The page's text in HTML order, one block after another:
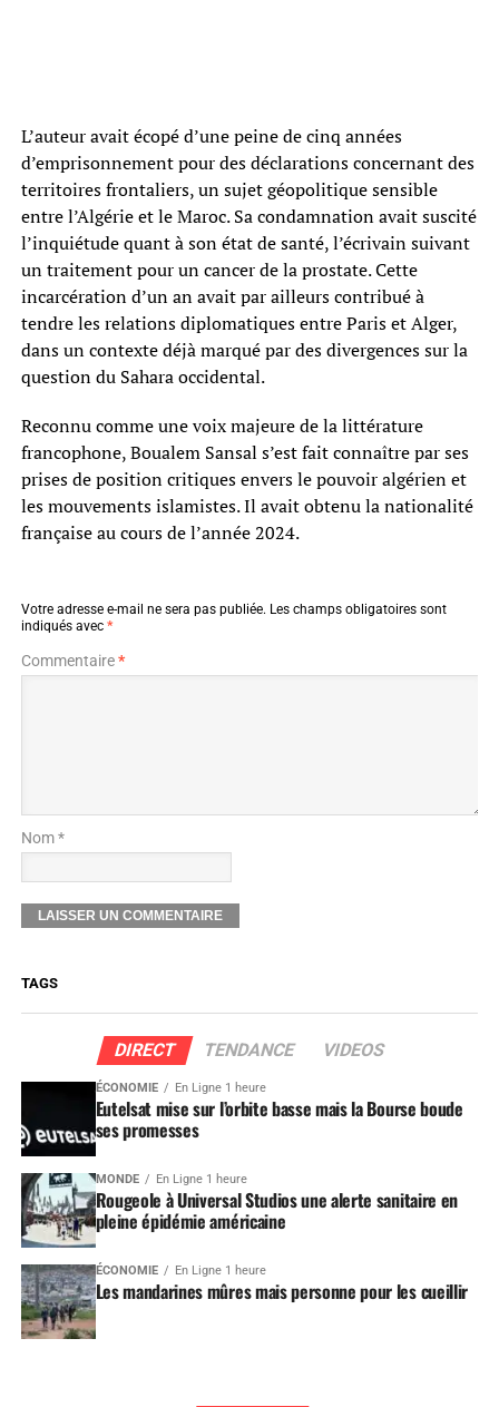
L’auteur avait écopé d’une peine de cinq années
d’emprisonnement pour des déclarations concernant des
territoires frontaliers, un sujet géopolitique sensible
entre l’Algérie et le Maroc. Sa condamnation avait suscité
l’inquiétude quant à son état de santé, l’écrivain suivant
un traitement pour un cancer de la prostate. Cette
incarcération d’un an avait par ailleurs contribué à
tendre les relations diplomatiques entre Paris et Alger,
dans un contexte déjà marqué par des divergences sur la
question du Sahara occidental.
Reconnu comme une voix majeure de la littérature
francophone, Boualem Sansal s’est fait connaître par ses
prises de position critiques envers le pouvoir algérien et
les mouvements islamistes. Il avait obtenu la nationalité
française au cours de l’année 2024.
Votre adresse e-mail ne sera pas publiée. Les champs obligatoires sont
indiqués avec *
Commentaire*
Nom *
TAGS
DIRECT TENDANCE VIDEOS
ÉCONOMIE En Ligne 1 heure
Eutelsat mise sur l’orbite basse mais la Bourse boude
ses promesses
MONDE En Ligne 1 heure
Rougeole à Universal Studios une alerte sanitaire en
pleine épidémie américaine
ÉCONOMIE En Ligne 1 heure
Les mandarines mûres mais personne pour les cueillir